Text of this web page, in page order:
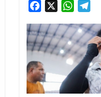
Facebook